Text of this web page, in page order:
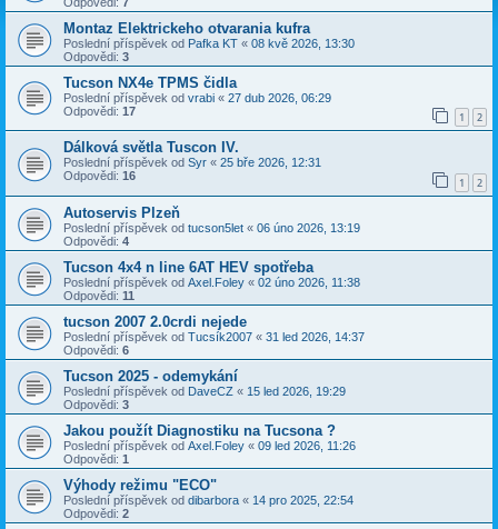
Montaz Elektrickeho otvarania kufra
Poslední příspěvek od Pafka KT « 08 kvě 2026, 13:30
Odpovědi: 3
Tucson NX4e TPMS čidla
Poslední příspěvek od vrabi « 27 dub 2026, 06:29
Odpovědi: 17 1 2
Dálková světla Tuscon IV.
Poslední příspěvek od Syr « 25 bře 2026, 12:31
Odpovědi: 16 1 2
Autoservis Plzeň
Poslední příspěvek od tucson5let « 06 úno 2026, 13:19
Odpovědi: 4
Tucson 4x4 n line 6AT HEV spotřeba
Poslední příspěvek od Axel.Foley « 02 úno 2026, 11:38
Odpovědi: 11
tucson 2007 2.0crdi nejede
Poslední příspěvek od Tucsík2007 « 31 led 2026, 14:37
Odpovědi: 6
Tucson 2025 - odemykání
Poslední příspěvek od DaveCZ « 15 led 2026, 19:29
Odpovědi: 3
Jakou použít Diagnostiku na Tucsona ?
Poslední příspěvek od Axel.Foley « 09 led 2026, 11:26
Odpovědi: 1
Výhody režimu "ECO"
Poslední příspěvek od dibarbora « 14 pro 2025, 22:54
Odpovědi: 2